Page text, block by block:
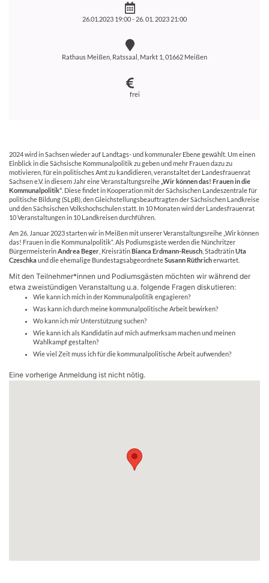
26.01.2023 19:00 - 26. 01. 2023 21:00
Rathaus Meißen, Ratssaal, Markt 1, 01662 Meißen
frei
2024 wird in Sachsen wieder auf Landtags- und kommunaler Ebene gewählt. Um einen
Einblick in die Sächsische Kommunalpolitik zu geben und mehr Frauen dazu zu
motivieren, für ein politisches Amt zu kandidieren, veranstaltet der Landesfrauenrat
Sachsen e.V. in diesem Jahr eine Veranstaltungsreihe „Wir können das! Frauen in die
Kommunalpolitik“ . Diese findet in Kooperation mit der Sächsischen Landeszentrale für
politische Bildung (SLpB), den Gleichstellungsbeauftragten der Sächsischen Landkreise
und den Sächsischen Volkshochschulen statt. In 10 Monaten wird der Landesfrauenrat
10 Veranstaltungen in 10 Landkreisen durchführen.
Am 26. Januar 2023 starten wir in Meißen mit unserer Veranstaltungsreihe „Wir können
das! Frauen in die Kommunalpolitik“. Als Podiumsgäste werden die Nünchritzer
BürgermeisterinAndrea Beger , KreisrätinBianca Erdmann-Reusch , StadträtinUta
Czeschkaund die ehemalige BundestagsabgeordneteSusann Rüthricherwartet.
Mit den Teilnehmer*innen und Podiumsgästen möchten wir während der
etwa zweistündigen Veranstaltung u.a. folgende Fragen diskutieren:
Wie kann ich mich in der Kommunalpolitik engagieren?
Was kann ich durch meine kommunalpolitische Arbeit bewirken?
Wo kann ich mir Unterstützung suchen?
Wie kann ich als Kandidatin auf mich aufmerksam machen und meinen
Wahlkampf gestalten?
Wie viel Zeit muss ich für die kommunalpolitische Arbeit aufwenden?
Eine vorherige Anmeldung ist nicht nötig.